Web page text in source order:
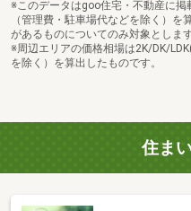
※このデータはgoo住宅・不動産に
（管理費・駐車場代などを除く）
があるものについてのみ対象とします
※周辺エリアの価格相場は2K/DK/
を除く）を算出したものです。
住ま